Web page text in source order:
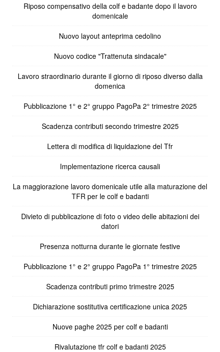
Riposo compensativo della colf e badante dopo il lavoro
domenicale
Nuovo layout anteprima cedolino
Nuovo codice "Trattenuta sindacale"
Lavoro straordinario durante il giorno di riposo diverso dalla
domenica
Pubblicazione 1° e 2° gruppo PagoPa 2° trimestre 2025
Scadenza contributi secondo trimestre 2025
Lettera di modifica di liquidazione del Tfr
Implementazione ricerca causali
La maggiorazione lavoro domenicale utile alla maturazione del
TFR per le colf e badanti
Divieto di pubblicazione di foto o video delle abitazioni dei
datori
Presenza notturna durante le giornate festive
Pubblicazione 1° e 2° gruppo PagoPa 1° trimestre 2025
Scadenza contributi primo trimestre 2025
Dichiarazione sostitutiva certificazione unica 2025
Nuove paghe 2025 per colf e badanti
Rivalutazione tfr colf e badanti 2025